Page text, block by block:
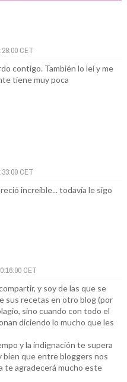
CET
contigo. También lo leí y me
tiene muy poca
CET
increíble... todavía le sigo
CET
y soy de las que se
sus recetas en otro blog (por
sino cuando con todo el
diciendo lo mucho que les
y la indignación te supera
bien que entre bloggers nos
te agradecerá mucho este